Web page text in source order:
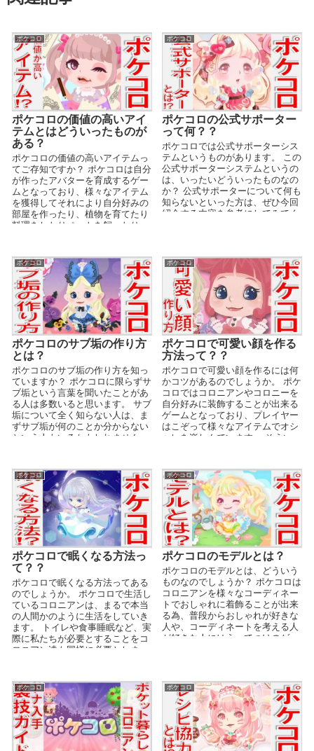
ポケコロ
ポケコロの価値の高いアイ
テムとはどういったものが
ある？
ポケコロの価値の高いアイテムっ
てご存知ですか？ ポケコロは自分
が作ったアバターを育成するゲー
ムとなっており、様々なアイテム
を獲得してそれにより自分好みの
部屋を作ったり、植物を育てたり
料理をしたりペットを飼ったり…
ポケコロ
ポケコロの公式サポーター
って何？？
ポケコロでは公式サポーターシス
テムというものがあります。 この
公式サポーターシステムというの
は、いったいどういったものなの
か？ 公式サポーターについて何も
知らないといった方は、ぜひ今回
紹介する内容を参考にしてみてく
ポケコロ
ポケコロのサブ垢の作り方
とは？
ポケコロのサブ垢の作り方を知っ
ていますか？ ポケコロに限らずサ
ブ垢という言葉を聞いたことがあ
る人は多数いると思います。 サブ
垢について全く知らない人は、ま
ずサブ垢が何のことか分からない
という人もいるかもしれません。
ポケコロ
ポケコロで可愛い顔を作る
方法って？？
ポケコロで可愛い顔を作るには何
かコツがあるのでしょうか。 ポケ
コロではコロニアンやコロニーを
自分好みに装飾することが出来る
ゲームとなっており、プレイヤー
はこぞって様々なアイテムでオシ
ャレを楽しんでいます。 そういっ
ポケコロ
ポケコロで眠くなる方法っ
て？？
ポケコロで眠くなる方法ってある
のでしょうか。 ポケコロで生活し
ているコロニアンは、まるで本当
の人間かのように生活をしていき
ます。 トイレや食事睡眠など、実
際に私たちが必要とすることをコ
ロニアン達も同様に必要としま
ポケコロ
ポケコロのモデルとは？
ポケコロのモデルとは、どういう
ものなのでしょうか？ ポケコロは
コロニアンを様々なコーディネー
トでおしゃれに着飾ることが出来
る為、普段からおしゃれが好きな
人や、コーディネートを考える人
が好きな人にはうってつけのゲー
ポケコロ ポケコロ